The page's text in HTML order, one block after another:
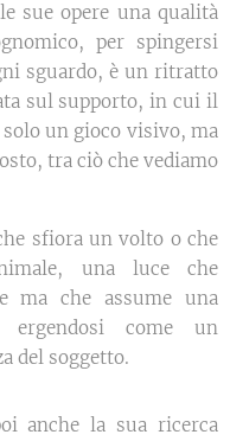
sue opere una qualità
per spingersi
sguardo, è un ritratto
sul supporto, in cui il
un gioco visivo, ma
tra ciò che vediamo
sfiora un volto o che
una luce che
ma che assume una
ergendosi come un
del soggetto.
anche la sua ricerca